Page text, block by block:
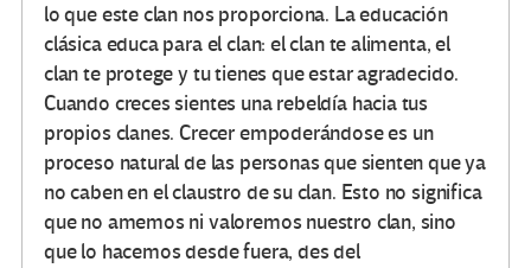
lo que este clan nos proporciona. La educación
clásica educa para el clan: el clan te alimenta, el
clan te protege y tu tienes que estar agradecido.
Cuando creces sientes una rebeldía hacia tus
propios clanes. Crecer empoderándose es un
proceso natural de las personas que sienten que ya
no caben en el claustro de su clan. Esto no significa
que no amemos ni valoremos nuestro clan, sino
que lo hacemos desde fuera, des del